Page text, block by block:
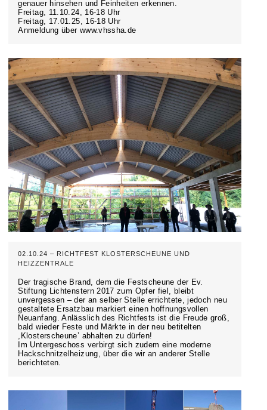
genauer hinsehen und Feinheiten erkennen.
Freitag, 11.10.24, 16-18 Uhr
Freitag, 17.01.25, 16-18 Uhr
Anmeldung über www.vhssha.de
02.10.24 – RICHTFEST KLOSTERSCHEUNE UND
HEIZZENTRALE
Der tragische Brand, dem die Festscheune der Ev.
Stiftung Lichtenstern 2017 zum Opfer fiel, bleibt
unvergessen – der an selber Stelle errichtete, jedoch neu
gestaltete Ersatzbau markiert einen hoffnungsvollen
Neuanfang. Anlässlich des Richtfests ist die Freude groß,
bald wieder Feste und Märkte in der neu betitelten
,Klosterscheune’ abhalten zu dürfen!
Im Untergeschoss verbirgt sich zudem eine moderne
Hackschnitzelheizung, über die wir an anderer Stelle
berichteten.